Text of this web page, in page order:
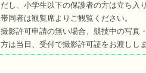
し、小学生以下の保護者の方は立ち入
帯同者は観覧席よりご観覧ください。
撮影許可申請の無い場合、競技中の写
は当日、受付で撮影許可証をお渡しし